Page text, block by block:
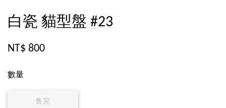
白瓷 貓型盤 #23
NT$ 800
數量
售完